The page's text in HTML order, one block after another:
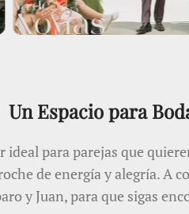
Un Espacio para
ideal para parejas que
de energía y alegría.
y Juan, para que sigas